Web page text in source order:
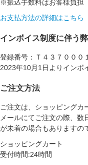
※振込手数料はお客様負担
お支払方法の詳細はこちら
インボイス制度に伴う
登録番号：Ｔ４３７０００
2023年10月1日よりインボ
ご注文方法
ご注文は、ショッピングカ
メールにてご注文の際、
が未着の場合もありますの
ショッピングカート
受付時間:24時間